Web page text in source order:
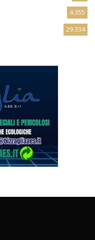
4.355
29.334